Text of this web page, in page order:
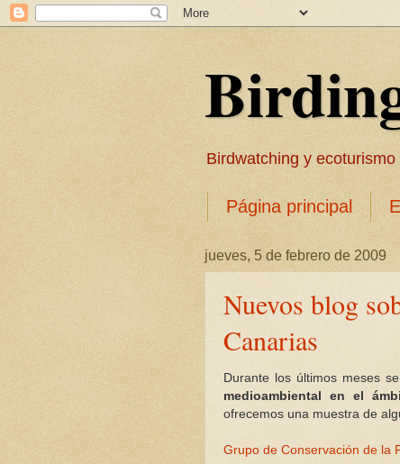
Birdwatching y
Página principal
jueves, 5 de febrero de 2009
Nuevos blog
Canarias
Durante los últimos meses
medioambiental en el
ofrecemos una muestra de
Grupo de Conservación de la